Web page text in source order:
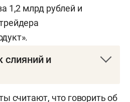
1,2 млрд рублей и
слияний и
and acquisitions — слияния
считают, что говорить об